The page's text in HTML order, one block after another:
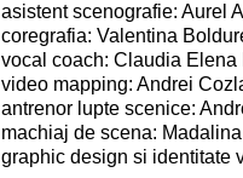
asistent scenografie: Aurel
coregrafia: Valentina
vocal coach: Claudia Elena
video mapping: Andrei
antrenor lupte scenice:
machiaj de scena:
graphic design si identitate